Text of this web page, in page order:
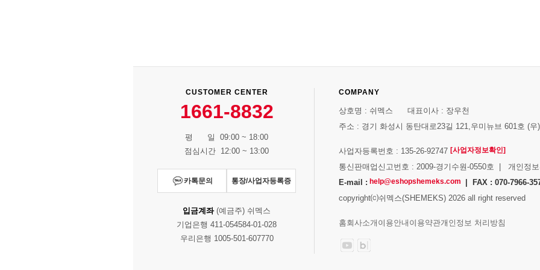
CUSTOMER CENTER
1661-8832
평 일 09:00 ~ 18:00
점심시간 12:00 ~ 13:00
카톡문의 통장/사업자등록증
입금계좌(예금주) 쉬멕스
기업은행 411-054584-01-028
우리은행 1005-501-607770
COMPANY
상호명 : 쉬멕스 대표이사 : 장우천
주소 : 경기 화성시 동탄대로23길 121,우미뉴브 601호 (우
사업자등록번호 : 135-26-92747 [사업자정보확인]
통신판매업신고번호 : 2009-경기수원-0550호 | 개인정
E-mail : help@eshopshemeks.com
| FAX : 070-7966-
copyright⒞쉬멕스(SHEMEKS) 2026 all right reserved
홈회사소개 이용안내 이용약관개인정보 처리방침